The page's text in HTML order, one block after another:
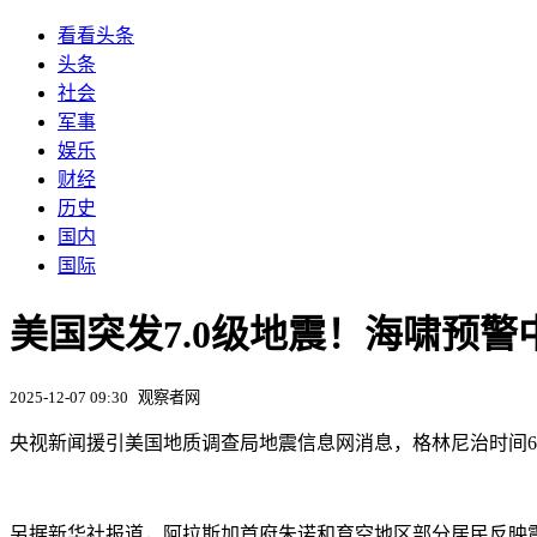
看看头条
头条
社会
军事
娱乐
财经
历史
国内
国际
美国突发7.0级地震！海啸预警
2025-12-07 09:30 观察者网
央视新闻援引美国地质调查局地震信息网消息，格林尼治时